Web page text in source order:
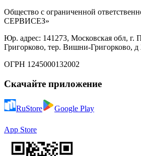
Общество с ограниченной
СЕРВИСЕЗ»
Юр. адрес: 141273, Московская обл, г.
Григорково, тер. Вишни-Григорково, д
ОГРН 1245000132002
Скачайте приложение
RuStore Google Play
App Store